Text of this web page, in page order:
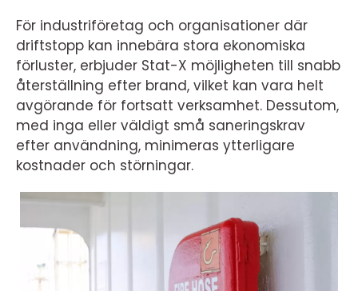
För industriföretag och organisationer där
driftstopp kan innebära stora ekonomiska
förluster, erbjuder Stat-X möjligheten till snabb
återställning efter brand, vilket kan vara helt
avgörande för fortsatt verksamhet. Dessutom,
med inga eller väldigt små saneringskrav
efter användning, minimeras ytterligare
kostnader och störningar.